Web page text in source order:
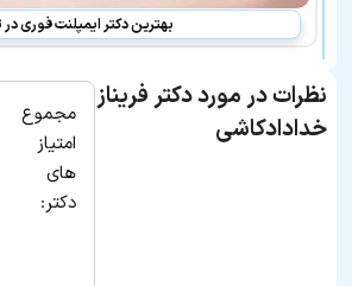
بهترین دکتر ایمپلنت فوری در
نظرات در مورد دکتر فریناز
خدادادکاشی
مجموع
امتیاز
های
دکتر: